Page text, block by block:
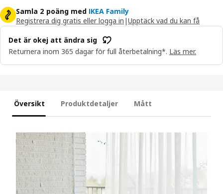
Samla 2 poäng med IKEA Family
Registrera dig gratis eller logga in |Upptäck vad du kan få
Det är okej att ändra sig
Returnera inom 365 dagar för full återbetalning*. Läs mer.
Översikt Produktdetaljer Mått